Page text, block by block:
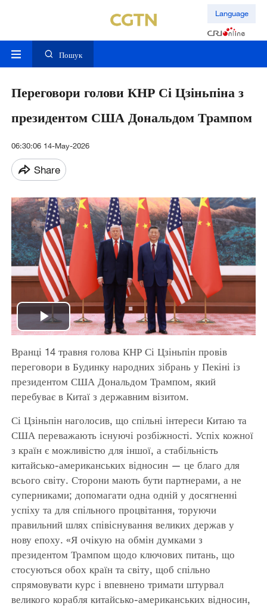
Language
Пошук
Переговори голови КНР Сі Цзіньпіна з
президентом США Дональдом Трампом
06:30:06 14-May-2026
Share
Play
Video
Вранці 14 травня голова КНР Сі Цзіньпін провів
переговори в Будинку народних зібрань у Пекіні із
президентом США Дональдом Трампом, який
перебуває в Китаї з державним візитом.
Сі Цзіньпін наголосив, що спільні інтереси Китаю та
США переважають існуючі розбіжності. Успіх кожної
з країн є можливістю для іншої, а стабільність
китайсько-американських відносин — це благо для
всього світу. Сторони мають бути партнерами, а не
суперниками; допомагати одна одній у досягненні
успіху та для спільного процвітання, торуючи
правильний шлях співіснування великих держав у
нову епоху. «Я очікую на обмін думками з
президентом Трампом щодо ключових питань, що
стосуються обох країн та світу, щоб спільно
спрямовувати курс і впевнено тримати штурвал
великого корабля китайсько-американських відносин,